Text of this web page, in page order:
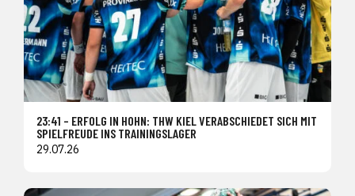
23:41 – ERFOLG IN HOHN: THW KIEL VERABSCHIEDET SICH MIT
SPIELFREUDE INS TRAININGSLAGER
29.07.26